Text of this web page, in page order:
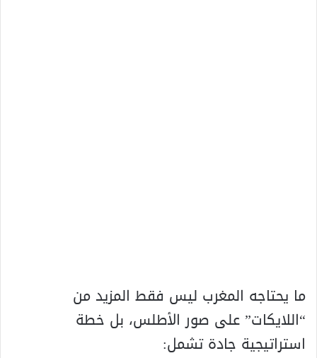
ما يحتاجه المغرب ليس فقط المزيد من
“اللايكات” على صور الأطلس، بل خطة
استراتيجية جادة تشمل: